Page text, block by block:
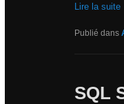
Lire la suite
Publié dans
SQL